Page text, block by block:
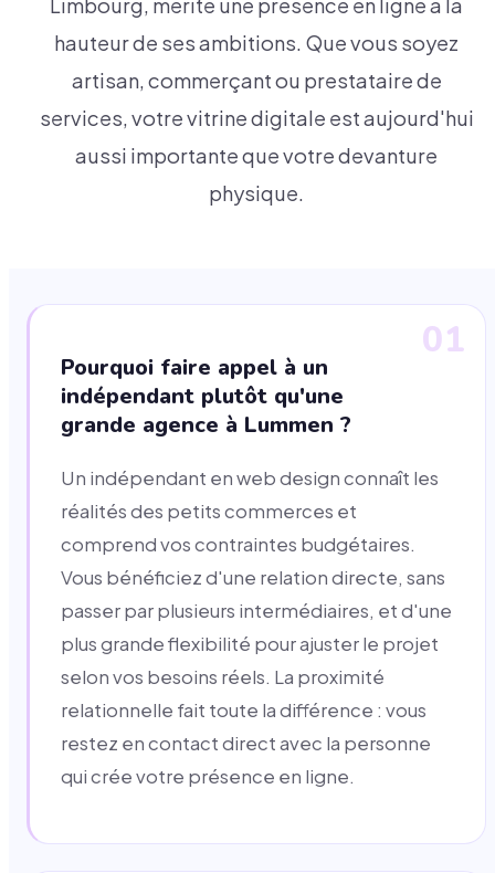
Limbourg, mérite une présence en ligne à la
hauteur de ses ambitions. Que vous soyez
artisan, commerçant ou prestataire de
services, votre vitrine digitale est aujourd'hui
aussi importante que votre devanture
physique.
01
Pourquoi faire appel à un
indépendant plutôt qu'une
grande agence à Lummen ?
Un indépendant en web design connaît les
réalités des petits commerces et
comprend vos contraintes budgétaires.
Vous bénéficiez d'une relation directe, sans
passer par plusieurs intermédiaires, et d'une
plus grande flexibilité pour ajuster le projet
selon vos besoins réels. La proximité
relationnelle fait toute la différence : vous
restez en contact direct avec la personne
qui crée votre présence en ligne.